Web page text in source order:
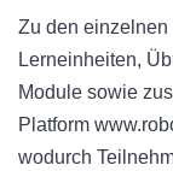
Zu den
Lerneinheiten,
Module sowie
Platform
wodurch